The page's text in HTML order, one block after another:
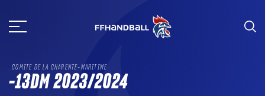
au
COMITE DE LA CHARENTE-MARITIME
-13DM 2023/2024